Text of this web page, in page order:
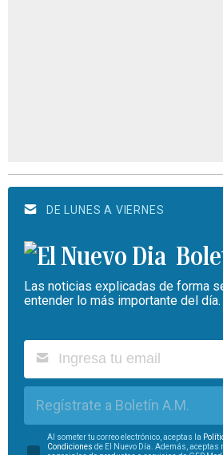
DE LUNES A VIERNES
Las noticias explicadas de forma
entender lo más importante del día.
Regístrate a Boletín A.M.
Al someter tu correo electrónico, aceptas la
Condiciones de El Nuevo Día. Además,